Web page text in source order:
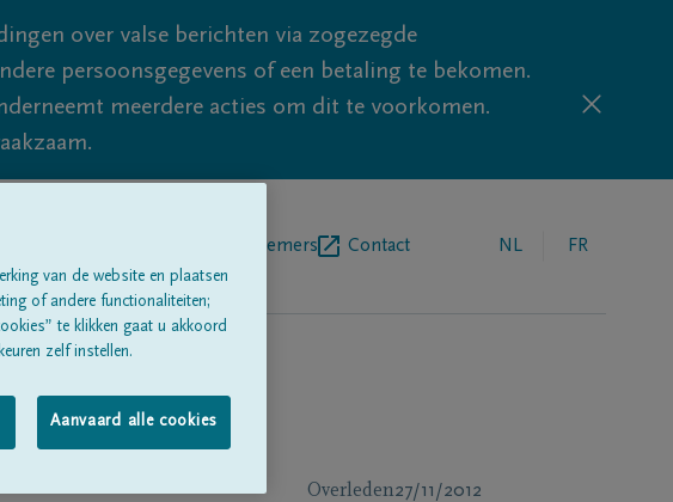
over valse berichten via zogezegde
persoonsgegevens of een betaling te bekomen.
meerdere acties om dit te voorkomen.
Begrafenisondernemers Contact NL FR
Overleden27/11/2012
van de website en plaatsen
of andere functionaliteiten;
te klikken gaat u akkoord
zelf instellen.
Aanvaard alle cookies